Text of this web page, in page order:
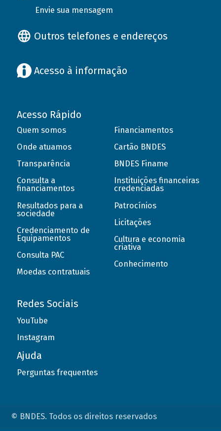
Envie sua mensagem
Outros telefones e endereços
Acesso à informação
Acesso Rápido
Quem somos
Onde atuamos
Transparência
Consulta a
financiamentos
Resultados para a
sociedade
Credenciamento de
Equipamentos
Consulta PAC
Moedas contratuais
Financiamentos
Cartão BNDES
BNDES Finame
Instituições financeiras
credenciadas
Patrocínios
Licitações
Cultura e economia
criativa
Conhecimento
Redes Sociais
YouTube
Instagram
Ajuda
Perguntas frequentes
© BNDES. Todos os direitos reservados